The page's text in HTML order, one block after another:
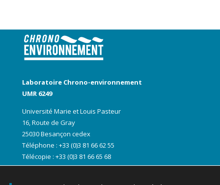
Laboratoire Chrono-environnement
UMR 6249
Université Marie et Louis Pasteur
16, Route de Gray
25030 Besançon cedex
Téléphone : +33 (0)3 81 66 62 55
Télécopie : +33 (0)3 81 66 65 68